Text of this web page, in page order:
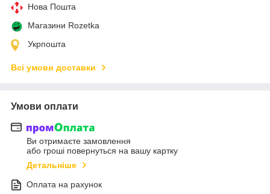
Нова Пошта
Магазини Rozetka
Укрпошта
Всі умови доставки
Умови оплати
Ви отримаєте замовлення
або гроші повернуться на вашу картку
Детальніше
Оплата на рахунок